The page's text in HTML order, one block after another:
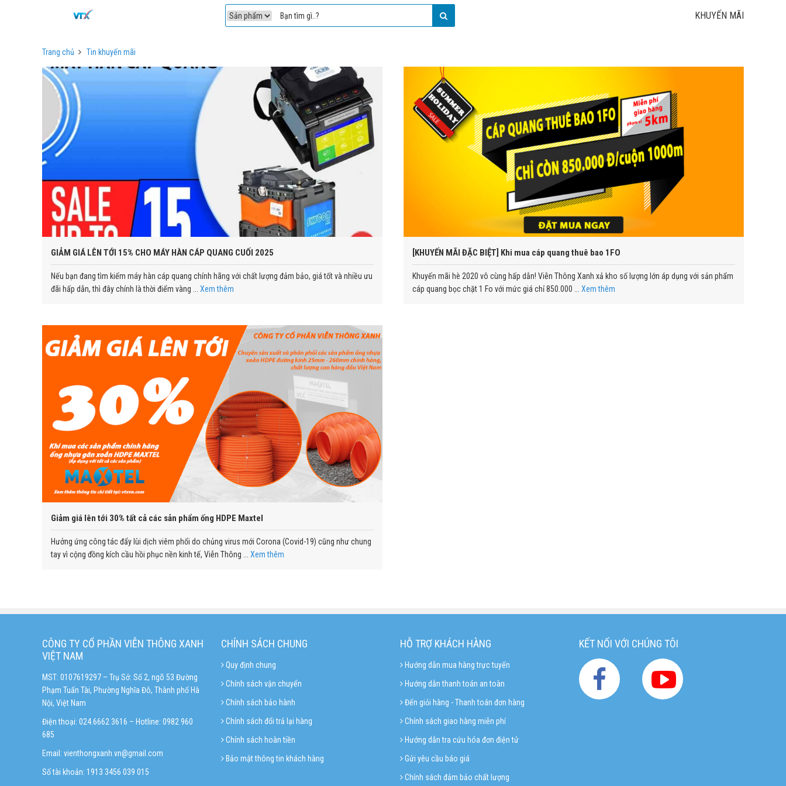
KHUYẾN MÃI
Trang chủ Tin khuyến mãi
GIẢM GIÁ LÊN TỚI 15% CHO MÁY HÀN CÁP QUANG CUỐI 2025
Nếu bạn đang tìm kiếm máy hàn cáp quang chính hãng với chất lượng đảm bảo, giá tốt và nhiều ưu
đãi hấp dẫn, thì đây chính là thời điểm vàng ... Xem thêm
[KHUYẾN MÃI ĐẶC BIỆT] Khi mua cáp quang thuê bao 1FO
Khuyến mãi hè 2020 vô cùng hấp dẫn! Viễn Thông Xanh xả kho số lượng lớn áp dụng với sản phẩm
cáp quang bọc chặt 1 Fo với mức giá chỉ 850.000 ... Xem thêm
Giảm giá lên tới 30% tất cả các sản phẩm ống HDPE Maxtel
Hưởng ứng công tác đẩy lùi dịch viêm phổi do chủng virus mới Corona (Covid-19) cũng như chung
tay vì cộng đồng kích cầu hồi phục nền kinh tế, Viễn Thông ... Xem thêm
CÔNG TY CỔ PHẦN VIỄN THÔNG XANH
VIỆT NAM
MST: 0107619297 – Trụ Sở: Số 2, ngõ 53 Đường
Phạm Tuấn Tài, Phường Nghĩa Đô, Thành phố Hà
Nội, Việt Nam
Điện thoại: 024.6662 3616 – Hotline: 0982 960
685
Email: vienthongxanh.vn@gmail.com
Số tài khoản: 1913 3456 039 015
CHÍNH SÁCH CHUNG
Quy định chung
Chính sách vận chuyển
Chính sách bảo hành
Chính sách đổi trả lại hàng
Chính sách hoàn tiền
Bảo mật thông tin khách hàng
HỖ TRỢ KHÁCH HÀNG
Hướng dẫn mua hàng trực tuyến
Hướng dẫn thanh toán an toàn
Đến giỏi hàng - Thanh toán đơn hàng
Chính sách giao hàng miễn phí
Hướng dẫn tra cứu hóa đơn điện tử
Gửi yêu cầu báo giá
Chính sách đảm bảo chất lượng
KẾT NỐI VỚI CHÚNG TÔI